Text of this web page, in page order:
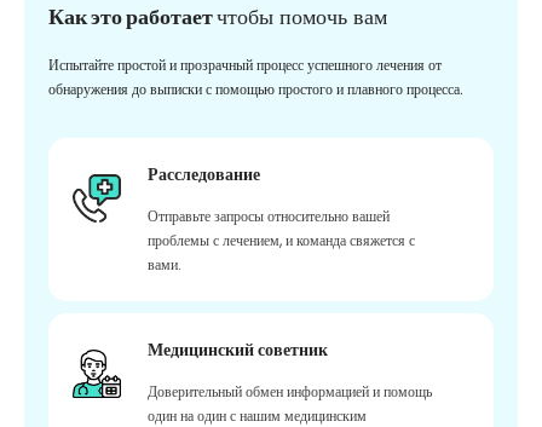
Как это работаетчтобы помочь вам
Испытайте простой и прозрачный процесс успешного лечения от
обнаружения до выписки с помощью простого и плавного процесса.
Расследование
Отправьте запросы относительно вашей
проблемы с лечением, и команда свяжется с
вами.
Медицинский советник
Доверительный обмен информацией и помощь
один на один с нашим медицинским